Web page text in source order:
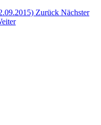
Zurück Nächster